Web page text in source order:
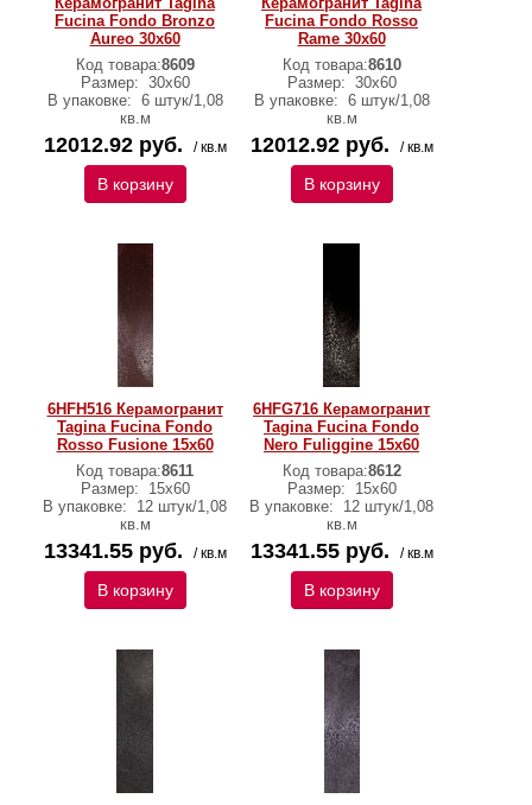
Fucina Fondo Bronzo
Aureo 30x60
Код товара:8609
Размер: 30x60
В упаковке: 6 штук/1,08
кв.м
12012.92 руб. / кв.м
В корзину
Fucina Fondo Rosso
Rame 30x60
Код товара:8610
Размер: 30x60
В упаковке: 6 штук/1,08
кв.м
12012.92 руб. / кв.м
В корзину
6HFH516 Керамогранит
Tagina Fucina Fondo
Rosso Fusione 15x60
Код товара:8611
Размер:
15x60
В упаковке:
12 штук/1,08
кв.м
13341.55 руб. / кв.м
В корзину
6HFG716 Керамогранит
Tagina Fucina Fondo
Nero Fuliggine 15x60
Код товара:8612
Размер:
15x60
В упаковке:
12 штук/1,08
кв.м
13341.55 руб. / кв.м
В корзину